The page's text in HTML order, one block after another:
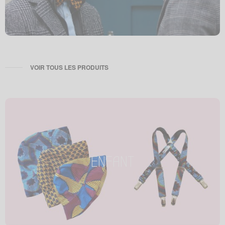
VOIR TOUS LES PRODUITS
ENFANT
ENFANT
Petit enfant, petit style !
Tous les produits